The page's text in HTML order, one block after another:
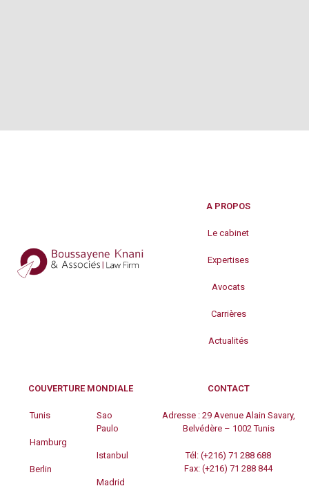
A PROPOS
Le cabinet
Expertises
Avocats
Carrières
Actualités
COUVERTURE MONDIALE
Tunis
Hamburg
Berlin
Sao
Paulo
Istanbul
Madrid
CONTACT
Adresse : 29 Avenue Alain Savary,
Belvédère – 1002 Tunis
Tél: (+216) 71 288 688
Fax: (+216) 71 288 844